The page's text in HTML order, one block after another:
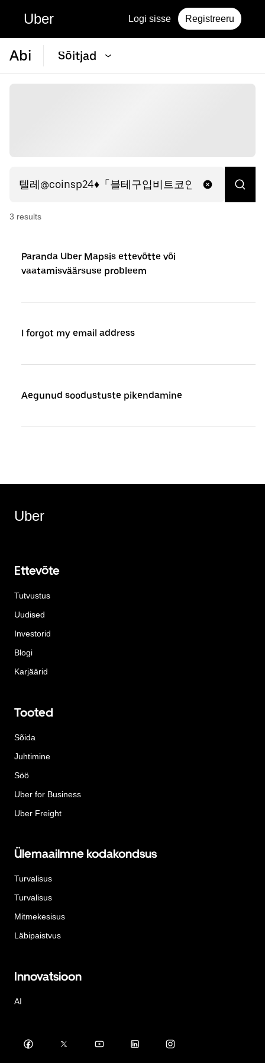
Uber Logi sisse Registreeru
Abi Sõitjad
3 results
Paranda Uber Mapsis ettevõtte või
vaatamisväärsuse probleem
I forgot my email address
Aegunud soodustuste pikendamine
Uber
Ettevõte
Tutvustus
Uudised
Investorid
Blogi
Karjäärid
Tooted
Sõida
Juhtimine
Söö
Uber for Business
Uber Freight
Ülemaailmne kodakondsus
Turvalisus
Turvalisus
Mitmekesisus
Läbipaistvus
Innovatsioon
AI